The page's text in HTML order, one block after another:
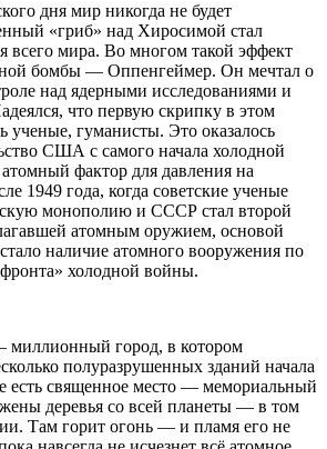
дня мир никогда не будет
«гриб» над Хиросимой стал
всего мира. Во многом такой эффект
бомбы — Оппенгеймер. Он мечтал о
над ядерными исследованиями и
что первую скрипку в этом
ученые, гуманисты. Это оказалось
США с самого начала холодной
фактор для давления на
1949 года, когда советские ученые
монополию и СССР стал второй
атомным оружием, основой
наличие атомного вооружения по
холодной войны.
город, в котором
полуразрушенных зданий начала
священное место — мемориальный
деревья со всей планеты — в том
Там горит огонь — и пламя его не